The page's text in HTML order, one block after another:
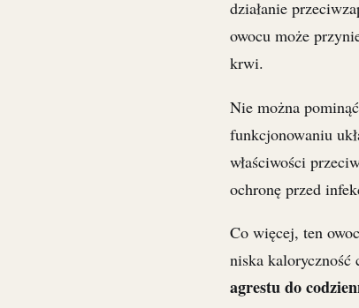
działanie
owocu może
krwi.
Nie można
funkcjonowaniu
właściwości
ochronę przed
Co więcej, ten
niska kaloryczność
agrestu do